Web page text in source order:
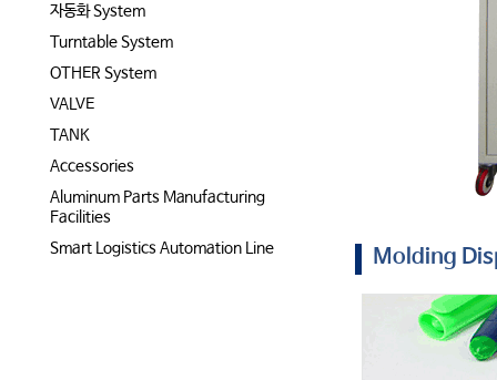
자동화 System
Turntable System
OTHER System
VALVE
TANK
Accessories
Aluminum Parts Manufacturing
Facilities
Smart Logistics Automation Line
Molding